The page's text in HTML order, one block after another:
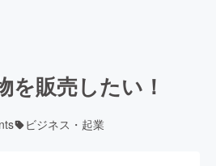
を販売したい！
ビジネス・起業